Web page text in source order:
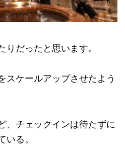
りだったと思います。
スケールアップさせたよう
、チェックインは待たずに
いる。